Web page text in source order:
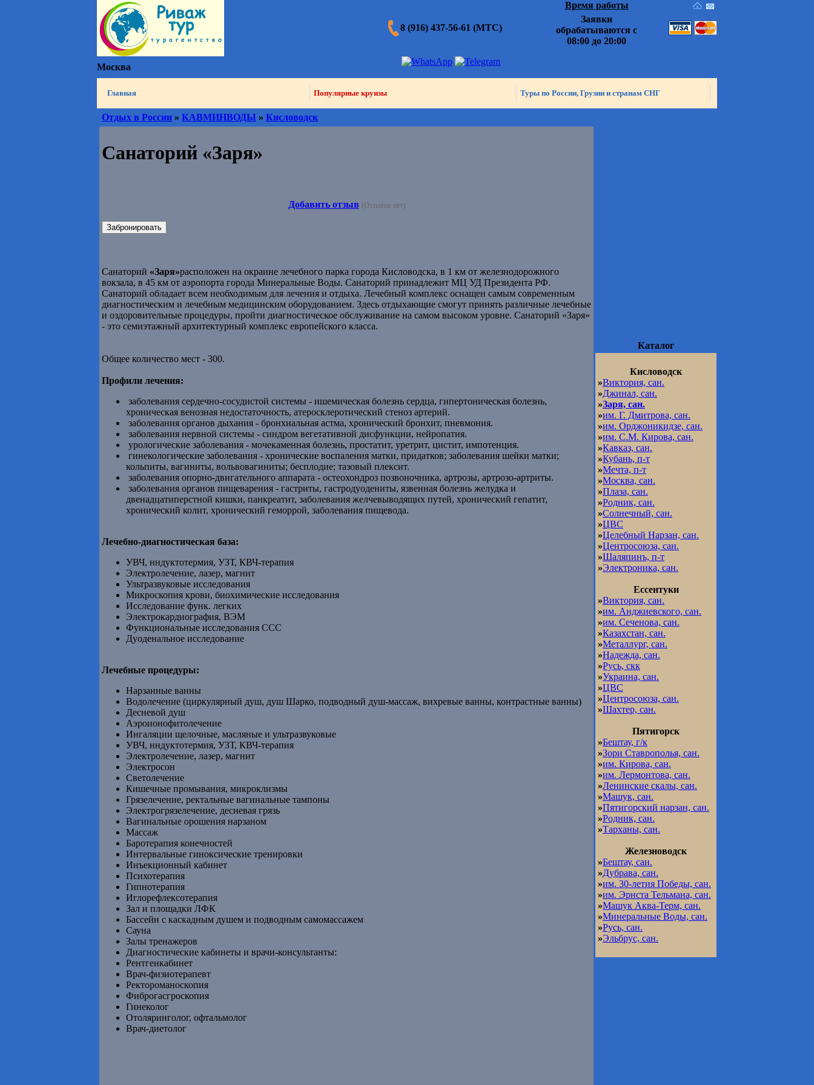
8 (916) 437-56-61 (МТС)
Время работы
Заявки
обрабатываются с
08:00 до 20:00
Москва
Главная Популярные круизы Туры по России, Грузии и странам СНГ
Отдых в России » КАВМИНВОДЫ » Кисловодск
Санаторий «Заря»
Добавить отзыв (Отзывов нет)
Забронировать
Санаторий «Заря»расположен на окраине лечебного парка города Кисловодска, в 1 км от железнодорожного
вокзала, в 45 км от аэропорта города Минеральные Воды. Санаторий принадлежит МЦ УД Президента РФ.
Санаторий обладает всем необходимым для лечения и отдыха. Лечебный комплекс оснащен самым современным
диагностическим и лечебным медицинским оборудованием. Здесь отдыхающие смогут принять различные лечебные
и оздоровительные процедуры, пройти диагностическое обслуживание на самом высоком уровне. Санаторий «Заря»
- это семиэтажный архитектурный комплекс европейского класса.
Общее количество мест - 300.
Профили лечения:
заболевания cердечно-сосудистой системы - ишемическая болезнь сердца, гипертоническая болезнь,
хроническая венозная недостаточность, атеросклеротический стеноз артерий.
заболевания органов дыхания - бронхиальная астма, хронический бронхит, пневмония.
заболевания нервной системы - синдром вегетативной дисфункции, нейропатия.
урологические заболевания - мочекаменная болезнь, простатит, уретрит, цистит, импотенция.
гинекологические заболевания - хронические воспаления матки, придатков; заболевания шейки матки;
кольпиты, вагиниты, вольвовагиниты; бесплодие; тазовый плексит.
заболевания опорно-двигательного аппарата - остеохондроз позвоночника, артрозы, артрозо-артриты.
заболевания органов пищеварения - гастриты, гастродуодениты, язвенная болезнь желудка и
двенадцатиперстной кишки, панкреатит, заболевания желчевыводящих путей, хронический гепатит,
хронический колит, хронический геморрой, заболевания пищевода.
Лечебно-диагностическая база:
УВЧ, нндуктотермия, УЗТ, КВЧ-терапия
Электролечение, лазер, магнит
Ультразвуковые исследования
Микроскопия крови, биохимические исследования
Исследование функ. легких
Электрокардиография, ВЭМ
Функциональные исследования ССС
Дуоденальное исследование
Лечебные процедуры:
Нарзанные ванны
Водолечение (циркулярный душ, душ Шарко, подводный душ-массаж, вихревые ванны, контрастные ванны)
Десневой душ
Аэроионофитолечение
Ингаляции щелочные, масляные и ультразвуковые
УВЧ, нндуктотермия, УЗТ, КВЧ-терапия
Электролечение, лазер, магнит
Электросон
Светолечение
Кишечные промывания, микроклизмы
Грязелечение, ректальные вагинальные тампоны
Электрогрязелечение, десневая грязь
Вагинальные орошения нарзаном
Массаж
Баротерапия конечностей
Интервальные гиноксические тренировки
Инъекционный кабинет
Психотерапия
Гипнотерапия
Иглорефлексотерапия
Зал и площадки ЛФК
Бассейн с каскадным душем и подводным самомассажем
Сауна
Залы тренажеров
Диагностические кабинеты и врачи-консультанты:
Рентгенкабинет
Врач-физиотерапевт
Ректороманоскопия
Фиброгасгроскопия
Гинеколог
Отоляринголог, офтальмолог
Врач-диетолог
Каталог
Кисловодск
»Виктория, сан.
»Джинал, сан.
»Заря, сан.
»им. Г. Дмитрова, сан.
»им. Орджоникидзе, сан.
»им. С.М. Кирова, сан.
»Кавказ, сан.
»Кубань, п-т
»Мечта, п-т
»Москва, сан.
»Плаза, сан.
»Родник, сан.
»Солнечный, сан.
»ЦВС
»Целебный Нарзан, сан.
»Центросоюза, сан.
»Шаляпинъ, п-т
»Электроника, сан.
Ессентуки
»Виктория, сан.
»им. Анджиевского, сан.
»им. Сеченова, сан.
»Казахстан, сан.
»Металлург, сан.
»Надежда, сан.
»Русь, скк
»Украина, сан.
»ЦВС
»Центросоюза, сан.
»Шахтер, сан.
Пятигорск
»Бештау, г/к
»Зори Ставрополья, сан.
»им. Кирова, сан.
»им. Лермонтова, сан.
»Ленинские скалы, сан.
»Машук, сан.
»Пятигорский нарзан, сан.
»Родник, сан.
»Тарханы, сан.
Железноводск
»Бештау, сан.
»Дубрава, сан.
»им. 30-летия Победы, сан.
»им. Эрнста Тельмана, сан.
»Машук Аква-Терм, сан.
»Минеральные Воды, сан.
»Русь, сан.
»Эльбрус, сан.